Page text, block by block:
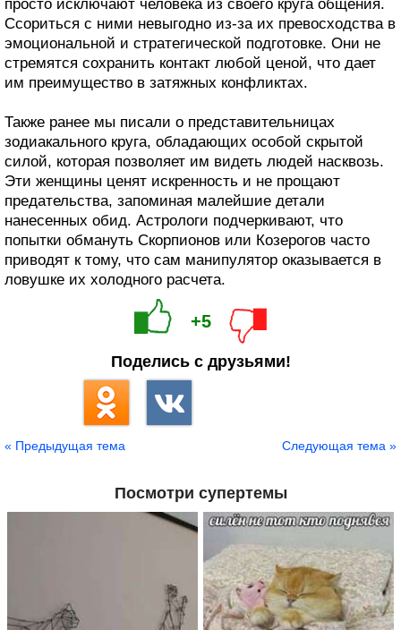
просто исключают человека из своего круга общения.
Ссориться с ними невыгодно из-за их превосходства в
эмоциональной и стратегической подготовке. Они не
стремятся сохранить контакт любой ценой, что дает
им преимущество в затяжных конфликтах.
Также ранее мы писали о представительницах
зодиакального круга, обладающих особой скрытой
силой, которая позволяет им видеть людей насквозь.
Эти женщины ценят искренность и не прощают
предательства, запоминая малейшие детали
нанесенных обид. Астрологи подчеркивают, что
попытки обмануть Скорпионов или Козерогов часто
приводят к тому, что сам манипулятор оказывается в
ловушке их холодного расчета.
+5
Поделись с друзьями!
« Предыдущая тема Следующая тема »
Посмотри супертемы